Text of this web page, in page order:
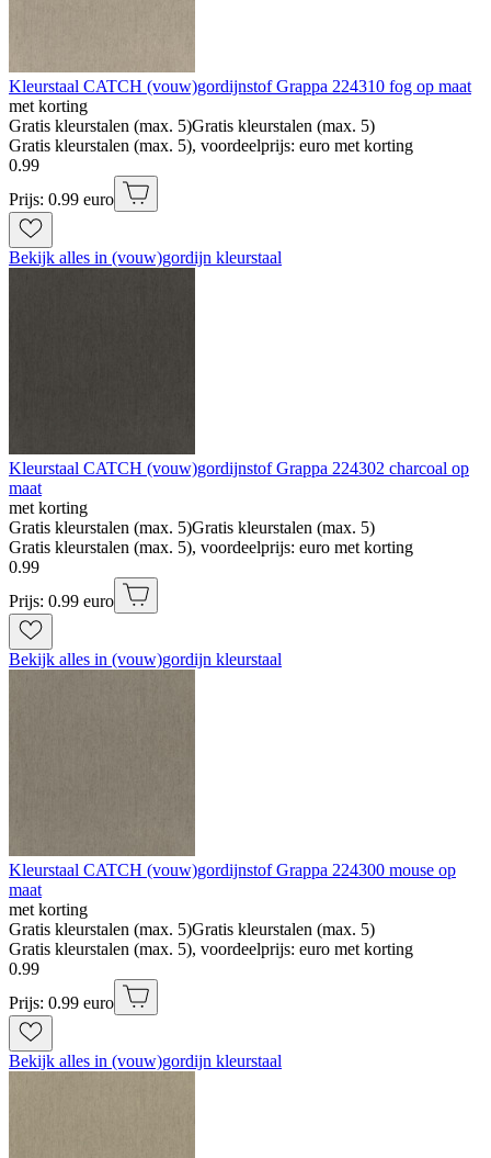
Kleurstaal CATCH (vouw)gordijnstof Grappa 224310 fog op maat
met korting
Gratis kleurstalen (max. 5)Gratis kleurstalen (max. 5)
Gratis kleurstalen (max. 5), voordeelprijs: euro met korting
0.99
Prijs: 0.99 euro
Bekijk alles in (vouw)gordijn kleurstaal
Kleurstaal CATCH (vouw)gordijnstof Grappa 224302 charcoal op
maat
met korting
Gratis kleurstalen (max. 5)Gratis kleurstalen (max. 5)
Gratis kleurstalen (max. 5), voordeelprijs: euro met korting
0.99
Prijs: 0.99 euro
Bekijk alles in (vouw)gordijn kleurstaal
Kleurstaal CATCH (vouw)gordijnstof Grappa 224300 mouse op
maat
met korting
Gratis kleurstalen (max. 5)Gratis kleurstalen (max. 5)
Gratis kleurstalen (max. 5), voordeelprijs: euro met korting
0.99
Prijs: 0.99 euro
Bekijk alles in (vouw)gordijn kleurstaal